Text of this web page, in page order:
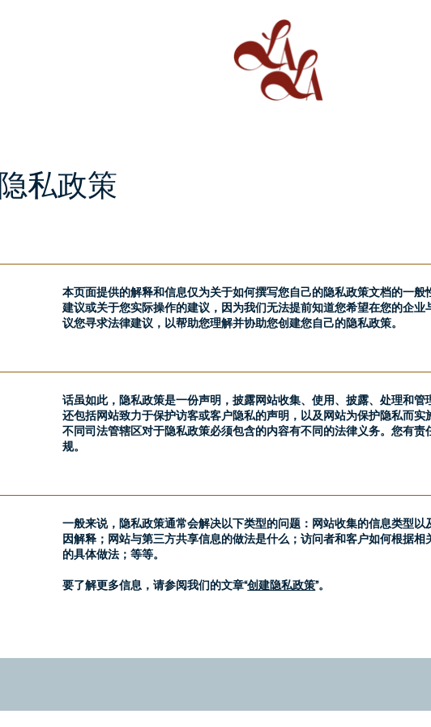
隐私政策
本页面提供的解释和信息仅为关于如何撰写您自己的隐私政策文档的一
建议或关于您实际操作的建议，因为我们无法提前知道您希望在您的企
议您寻求法律建议，以帮助您理解并协助您创建您自己的隐私政策。
话虽如此，隐私政策是一份声明，披露网站收集、使用、披露、处理和
还包括网站致力于保护访客或客户隐私的声明，以及网站为保护隐私而实
不同司法管辖区对于隐私政策必须包含的内容有不同的法律义务。您有
规。
一般来说，隐私政策通常会解决以下类型的问题：网站收集的信息类型
因解释；网站与第三方共享信息的做法是什么；访问者和客户如何根据
的具体做法；等等。
要了解更多信息，请参阅我们的文章“创建隐私政策”。